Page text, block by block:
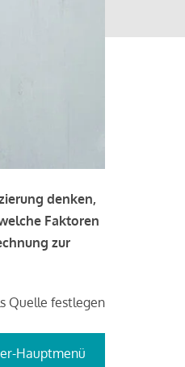
denken,
Faktoren
zur
Quelle festlegen
Hauptmenü